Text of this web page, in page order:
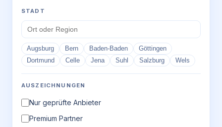
STADT
Augsburg Bern Baden-Baden
Göttingen
Dortmund
Celle Jena Suhl Salzburg Wels
AUSZEICHNUNGEN
Nur geprüfte Anbieter
Premium Partner